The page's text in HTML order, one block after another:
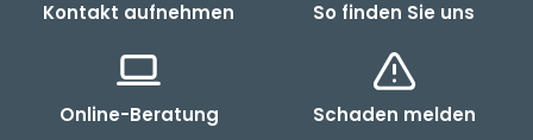
Kontakt aufnehmen So finden Sie uns
Online-Beratung Schaden melden